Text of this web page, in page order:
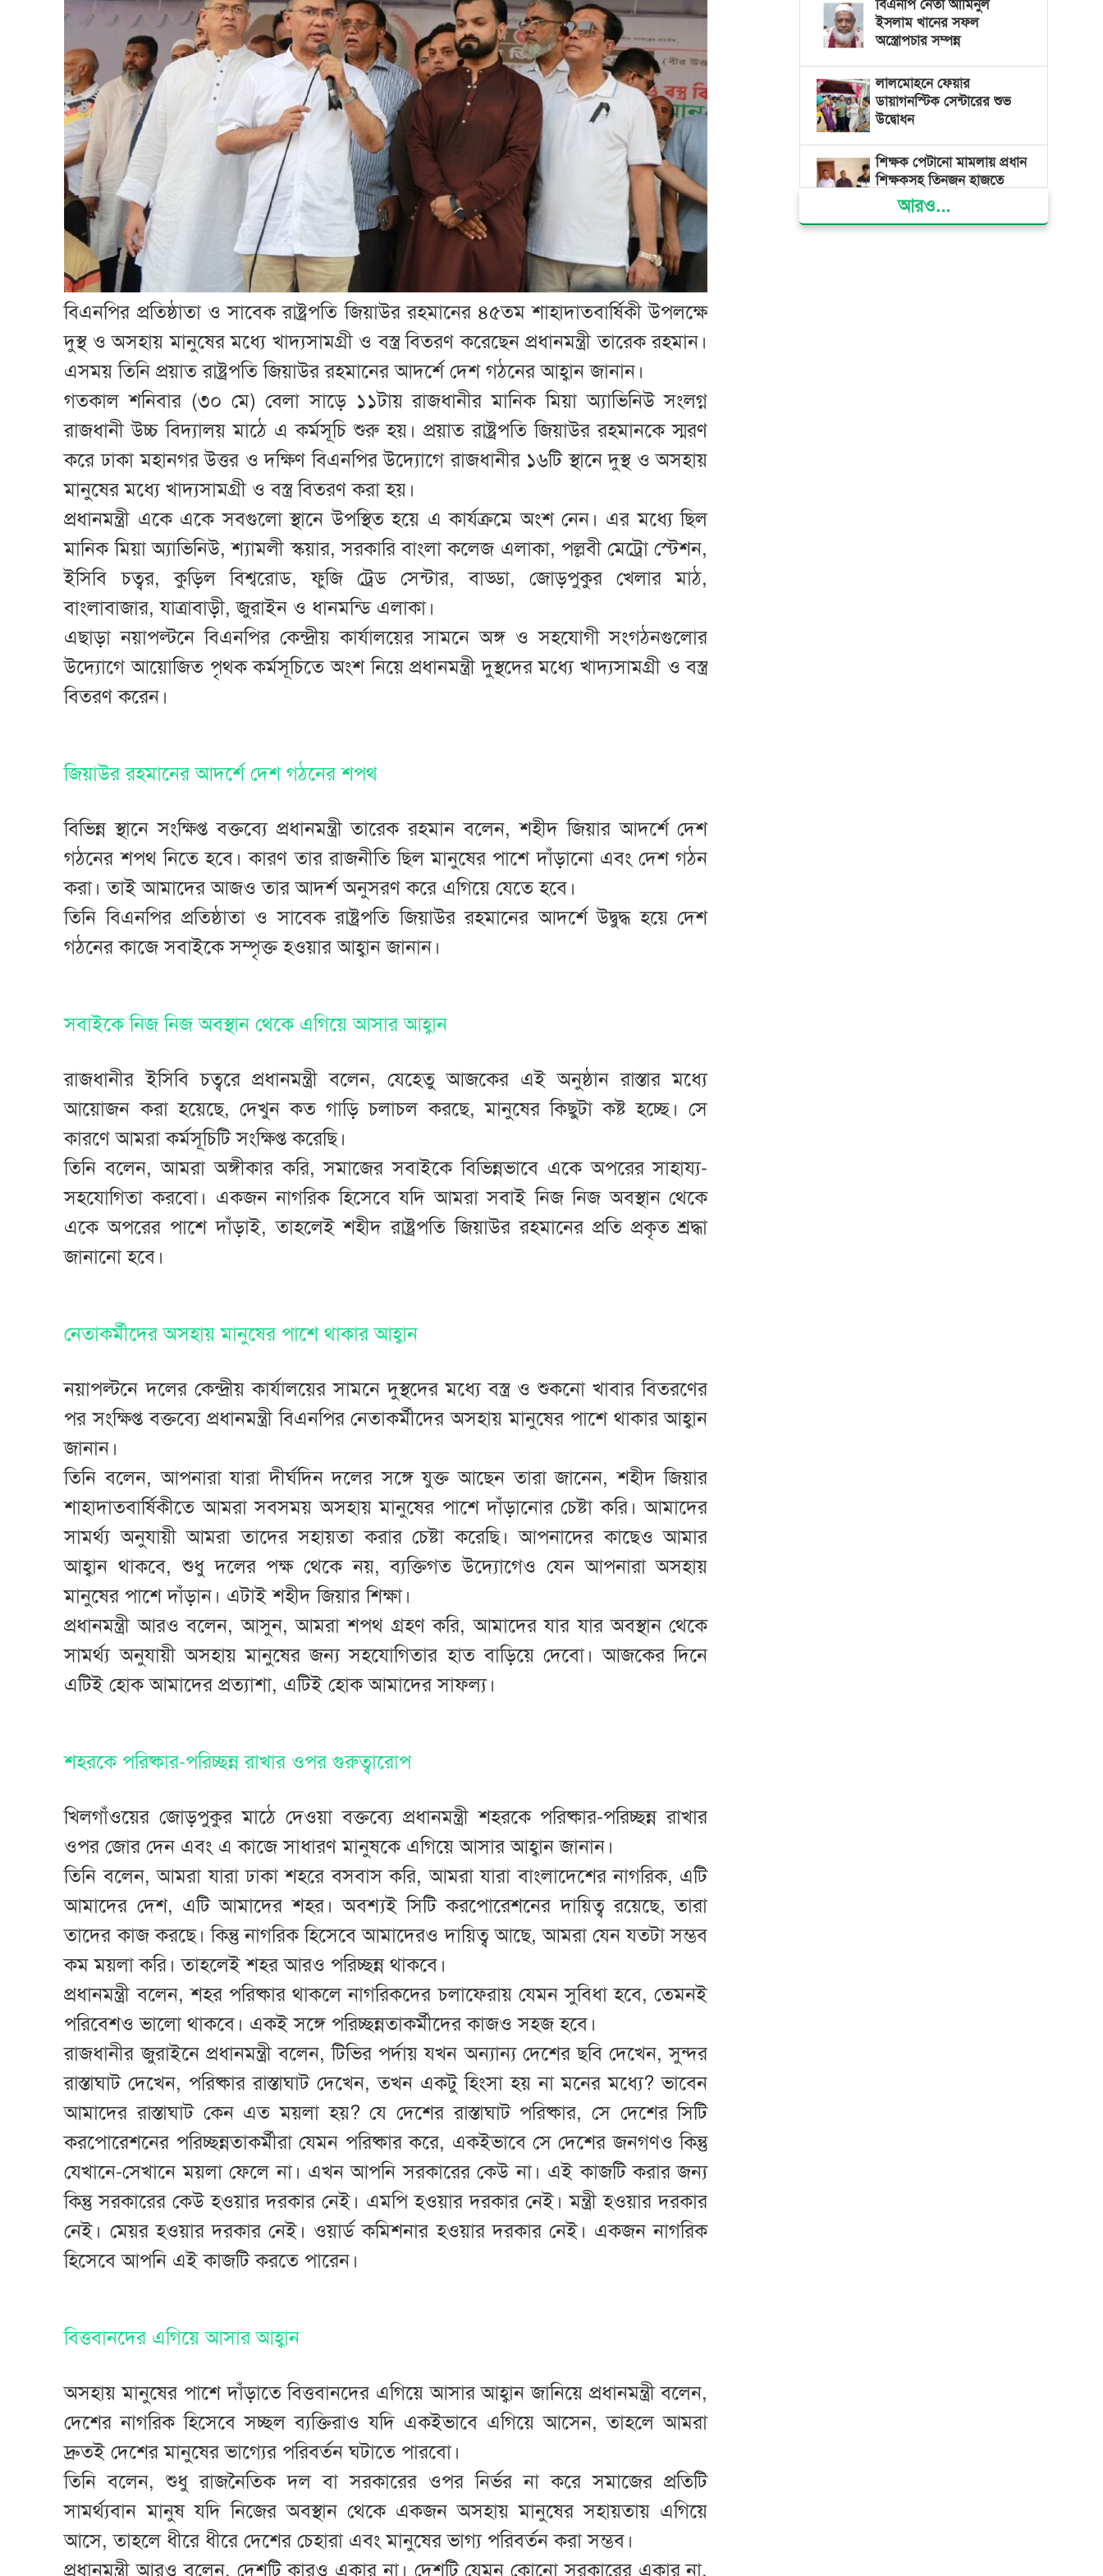
বিএনপির প্রতিষ্ঠাতা ও সাবেক রাষ্ট্রপতি জিয়াউর রহমানের ৪৫তম শাহাদাতবার্ষিকী উপলক্ষে
দুস্থ ও অসহায় মানুষের মধ্যে খাদ্যসামগ্রী ও বস্ত্র বিতরণ করেছেন প্রধানমন্ত্রী তারেক রহমান।
এসময় তিনি প্রয়াত রাষ্ট্রপতি জিয়াউর রহমানের আদর্শে দেশ গঠনের আহ্বান জানান।
গতকাল শনিবার (৩০ মে) বেলা সাড়ে ১১টায় রাজধানীর মানিক মিয়া অ্যাভিনিউ সংলগ্ন
রাজধানী উচ্চ বিদ্যালয় মাঠে এ কর্মসূচি শুরু হয়। প্রয়াত রাষ্ট্রপতি জিয়াউর রহমানকে স্মরণ
করে ঢাকা মহানগর উত্তর ও দক্ষিণ বিএনপির উদ্যোগে রাজধানীর ১৬টি স্থানে দুস্থ ও অসহায়
মানুষের মধ্যে খাদ্যসামগ্রী ও বস্ত্র বিতরণ করা হয়।
প্রধানমন্ত্রী একে একে সবগুলো স্থানে উপস্থিত হয়ে এ কার্যক্রমে অংশ নেন। এর মধ্যে ছিল
মানিক মিয়া অ্যাভিনিউ, শ্যামলী স্কয়ার, সরকারি বাংলা কলেজ এলাকা, পল্লবী মেট্রো স্টেশন,
ইসিবি চত্বর, কুড়িল বিশ্বরোড, ফুজি ট্রেড সেন্টার, বাড্ডা, জোড়পুকুর খেলার মাঠ,
বাংলাবাজার, যাত্রাবাড়ী, জুরাইন ও ধানমন্ডি এলাকা।
এছাড়া নয়াপল্টনে বিএনপির কেন্দ্রীয় কার্যালয়ের সামনে অঙ্গ ও সহযোগী সংগঠনগুলোর
উদ্যোগে আয়োজিত পৃথক কর্মসূচিতে অংশ নিয়ে প্রধানমন্ত্রী দুস্থদের মধ্যে খাদ্যসামগ্রী ও বস্ত্র
বিতরণ করেন।
জিয়াউর রহমানের আদর্শে দেশ গঠনের শপথ
বিভিন্ন স্থানে সংক্ষিপ্ত বক্তব্যে প্রধানমন্ত্রী তারেক রহমান বলেন, শহীদ জিয়ার আদর্শে দেশ
গঠনের শপথ নিতে হবে। কারণ তার রাজনীতি ছিল মানুষের পাশে দাঁড়ানো এবং দেশ গঠন
করা। তাই আমাদের আজও তার আদর্শ অনুসরণ করে এগিয়ে যেতে হবে।
তিনি বিএনপির প্রতিষ্ঠাতা ও সাবেক রাষ্ট্রপতি জিয়াউর রহমানের আদর্শে উদ্বুদ্ধ হয়ে দেশ
গঠনের কাজে সবাইকে সম্পৃক্ত হওয়ার আহ্বান জানান।
সবাইকে নিজ নিজ অবস্থান থেকে এগিয়ে আসার আহ্বান
রাজধানীর ইসিবি চত্বরে প্রধানমন্ত্রী বলেন, যেহেতু আজকের এই অনুষ্ঠান রাস্তার মধ্যে
আয়োজন করা হয়েছে, দেখুন কত গাড়ি চলাচল করছে, মানুষের কিছুটা কষ্ট হচ্ছে। সে
কারণে আমরা কর্মসূচিটি সংক্ষিপ্ত করেছি।
তিনি বলেন, আমরা অঙ্গীকার করি, সমাজের সবাইকে বিভিন্নভাবে একে অপরের সাহায্য-
সহযোগিতা করবো। একজন নাগরিক হিসেবে যদি আমরা সবাই নিজ নিজ অবস্থান থেকে
একে অপরের পাশে দাঁড়াই, তাহলেই শহীদ রাষ্ট্রপতি জিয়াউর রহমানের প্রতি প্রকৃত শ্রদ্ধা
জানানো হবে।
নেতাকর্মীদের অসহায় মানুষের পাশে থাকার আহ্বান
নয়াপল্টনে দলের কেন্দ্রীয় কার্যালয়ের সামনে দুস্থদের মধ্যে বস্ত্র ও শুকনো খাবার বিতরণের
পর সংক্ষিপ্ত বক্তব্যে প্রধানমন্ত্রী বিএনপির নেতাকর্মীদের অসহায় মানুষের পাশে থাকার আহ্বান
জানান।
তিনি বলেন, আপনারা যারা দীর্ঘদিন দলের সঙ্গে যুক্ত আছেন তারা জানেন, শহীদ জিয়ার
শাহাদাতবার্ষিকীতে আমরা সবসময় অসহায় মানুষের পাশে দাঁড়ানোর চেষ্টা করি। আমাদের
সামর্থ্য অনুযায়ী আমরা তাদের সহায়তা করার চেষ্টা করেছি। আপনাদের কাছেও আমার
আহ্বান থাকবে, শুধু দলের পক্ষ থেকে নয়, ব্যক্তিগত উদ্যোগেও যেন আপনারা অসহায়
মানুষের পাশে দাঁড়ান। এটাই শহীদ জিয়ার শিক্ষা।
প্রধানমন্ত্রী আরও বলেন, আসুন, আমরা শপথ গ্রহণ করি, আমাদের যার যার অবস্থান থেকে
সামর্থ্য অনুযায়ী অসহায় মানুষের জন্য সহযোগিতার হাত বাড়িয়ে দেবো। আজকের দিনে
এটিই হোক আমাদের প্রত্যাশা, এটিই হোক আমাদের সাফল্য।
শহরকে পরিষ্কার-পরিচ্ছন্ন রাখার ওপর গুরুত্বারোপ
খিলগাঁওয়ের জোড়পুকুর মাঠে দেওয়া বক্তব্যে প্রধানমন্ত্রী শহরকে পরিষ্কার-পরিচ্ছন্ন রাখার
ওপর জোর দেন এবং এ কাজে সাধারণ মানুষকে এগিয়ে আসার আহ্বান জানান।
তিনি বলেন, আমরা যারা ঢাকা শহরে বসবাস করি, আমরা যারা বাংলাদেশের নাগরিক, এটি
আমাদের দেশ, এটি আমাদের শহর। অবশ্যই সিটি করপোরেশনের দায়িত্ব রয়েছে, তারা
তাদের কাজ করছে। কিন্তু নাগরিক হিসেবে আমাদেরও দায়িত্ব আছে, আমরা যেন যতটা সম্ভব
কম ময়লা করি। তাহলেই শহর আরও পরিচ্ছন্ন থাকবে।
প্রধানমন্ত্রী বলেন, শহর পরিষ্কার থাকলে নাগরিকদের চলাফেরায় যেমন সুবিধা হবে, তেমনই
পরিবেশও ভালো থাকবে। একই সঙ্গে পরিচ্ছন্নতাকর্মীদের কাজও সহজ হবে।
রাজধানীর জুরাইনে প্রধানমন্ত্রী বলেন, টিভির পর্দায় যখন অন্যান্য দেশের ছবি দেখেন, সুন্দর
রাস্তাঘাট দেখেন, পরিষ্কার রাস্তাঘাট দেখেন, তখন একটু হিংসা হয় না মনের মধ্যে? ভাবেন
আমাদের রাস্তাঘাট কেন এত ময়লা হয়? যে দেশের রাস্তাঘাট পরিষ্কার, সে দেশের সিটি
করপোরেশনের পরিচ্ছন্নতাকর্মীরা যেমন পরিষ্কার করে, একইভাবে সে দেশের জনগণও কিন্তু
যেখানে-সেখানে ময়লা ফেলে না। এখন আপনি সরকারের কেউ না। এই কাজটি করার জন্য
কিন্তু সরকারের কেউ হওয়ার দরকার নেই। এমপি হওয়ার দরকার নেই। মন্ত্রী হওয়ার দরকার
নেই। মেয়র হওয়ার দরকার নেই। ওয়ার্ড কমিশনার হওয়ার দরকার নেই। একজন নাগরিক
হিসেবে আপনি এই কাজটি করতে পারেন।
বিত্তবানদের এগিয়ে আসার আহ্বান
অসহায় মানুষের পাশে দাঁড়াতে বিত্তবানদের এগিয়ে আসার আহ্বান জানিয়ে প্রধানমন্ত্রী বলেন,
দেশের নাগরিক হিসেবে সচ্ছল ব্যক্তিরাও যদি একইভাবে এগিয়ে আসেন, তাহলে আমরা
দ্রুতই দেশের মানুষের ভাগ্যের পরিবর্তন ঘটাতে পারবো।
তিনি বলেন, শুধু রাজনৈতিক দল বা সরকারের ওপর নির্ভর না করে সমাজের প্রতিটি
সামর্থ্যবান মানুষ যদি নিজের অবস্থান থেকে একজন অসহায় মানুষের সহায়তায় এগিয়ে
আসে, তাহলে ধীরে ধীরে দেশের চেহারা এবং মানুষের ভাগ্য পরিবর্তন করা সম্ভব।
প্রধানমন্ত্রী আরও বলেন, দেশটি কারও একার না। দেশটি যেমন কোনো সরকারের একার না,
বিএনপি নেতা আমিনুল
ইসলাম খানের সফল
অস্ত্রোপচার সম্পন্ন
লালমোহনে ফেয়ার
ডায়াগনস্টিক সেন্টারের শুভ
উদ্বোধন
শিক্ষক পেটানো মামলায় প্রধান
শিক্ষকসহ তিনজন হাজতে
আরও...